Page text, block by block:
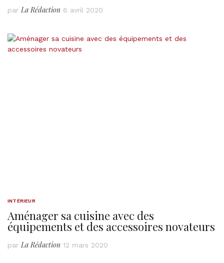
parLa Rédaction 6 avril 2020
INTÉRIEUR
Aménager sa cuisine avec des
équipements et des accessoires novateurs
parLa Rédaction 12 mars 2020